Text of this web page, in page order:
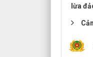
lừa